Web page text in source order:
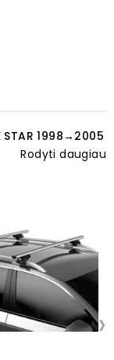
STAR 1998→2005
Rodyti daugiau
›